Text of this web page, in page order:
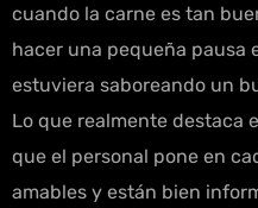
cuando la carne es tan
hacer una pequeña pausa
estuviera saboreando un
Lo que realmente destaca
que el personal pone en
amables y están bien